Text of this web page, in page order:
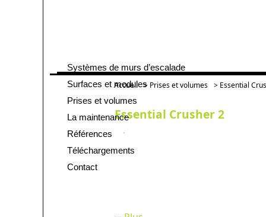
Aller
au
contenu
Systèmes de murs d’escalade
Surfaces et modules
Prises et volumes
La maintenance
Références
Téléchargements
Contact
Accueil > Prises et volumes > Essential
Essential Crusher 2